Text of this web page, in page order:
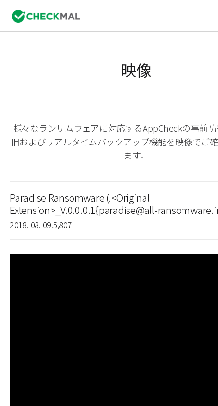
映像
様々なランサムウェアに対応するAppCheckの事前
旧およびリアルタイムバックアップ機能を映像でご
ます。
Paradise Ransomware (.<Original
Extension>_V.0.0.0.1{paradise@all-
2018. 08. 09.5,807